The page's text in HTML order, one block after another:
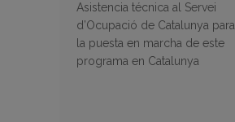
Asistencia técnica al Servei
d’Ocupació de Catalunya para
la puesta en marcha de este
programa en Catalunya